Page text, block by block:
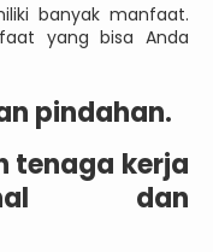
banyak manfaat.
yang bisa Anda
pindahan.
tenaga kerja
dan